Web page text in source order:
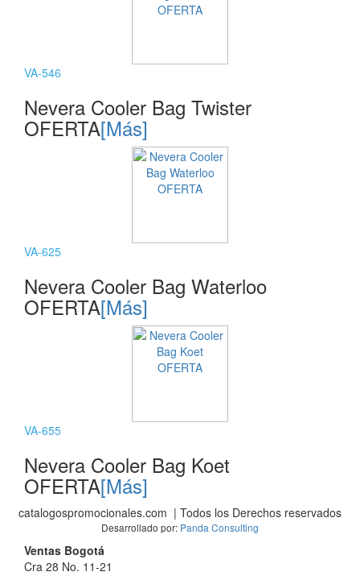
VA-546
Nevera Cooler Bag Twister
OFERTA[Más]
VA-625
Nevera Cooler Bag Waterloo
OFERTA[Más]
VA-655
Nevera Cooler Bag Koet
OFERTA[Más]
catalogospromocionales.com | Todos los Derechos reservados
Desarrollado por: Panda Consulting
Ventas Bogotá
Cra 28 No. 11-21